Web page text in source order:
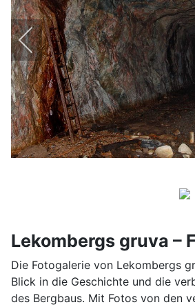
Lekombergs gruva –
Die Fotogalerie von Lekombergs
Blick in die Geschichte und die
des Bergbaus. Mit Fotos von den